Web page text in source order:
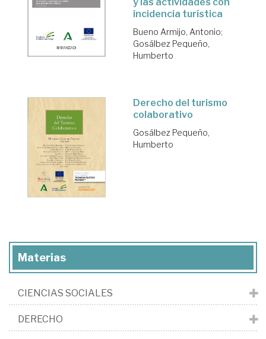
incidencia turística
Bueno Armijo, Antonio;
Gosálbez Pequeño,
Humberto
Derecho del turismo
colaborativo
Gosálbez Pequeño,
Humberto
Materias
CIENCIAS SOCIALES
DERECHO